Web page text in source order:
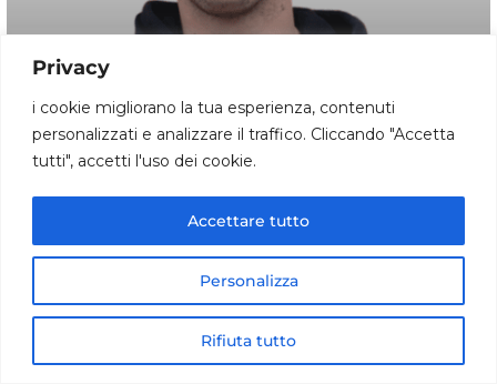
Privacy
i cookie migliorano la tua esperienza, contenuti
personalizzati e analizzare il traffico. Cliccando "Accetta
tutti", accetti l'uso dei cookie.
Personalizza
Rifiuta tutto
Accettare tutto
Responsabile Tecnico
+39 334 3242443
Home Cerca Telefono Whatsapp Tutti Prodotti